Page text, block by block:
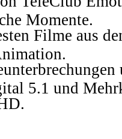
Momente.
Filme aus
5.1 und